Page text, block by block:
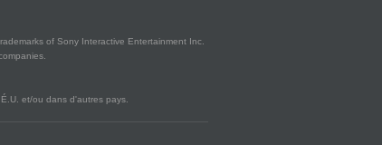
of Sony Interactive Entertainment Inc.
et/ou dans d'autres pays.